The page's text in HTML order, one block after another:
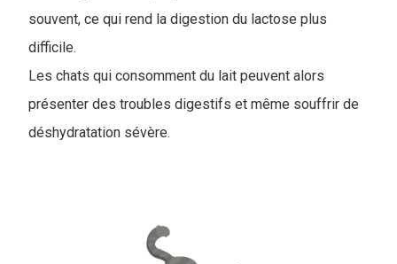
souvent, ce qui rend la digestion du lactose plus
difficile.
Les chats qui consomment du lait peuvent alors
présenter des troubles digestifs et même souffrir de
déshydratation sévère.